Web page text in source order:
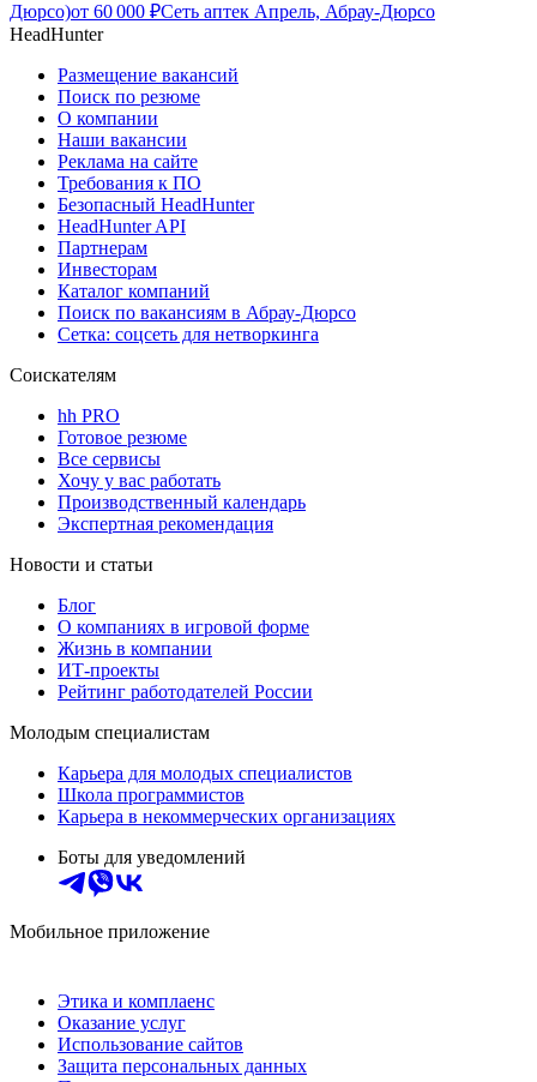
Дюрсо)от 60 000 ₽Сеть аптек Апрель, Абрау-Дюрсо
HeadHunter
Размещение вакансий
Поиск по резюме
О компании
Наши вакансии
Реклама на сайте
Требования к ПО
Безопасный HeadHunter
HeadHunter API
Партнерам
Инвесторам
Каталог компаний
Поиск по вакансиям в Абрау-Дюрсо
Сетка: соцсеть для нетворкинга
Соискателям
hh PRO
Готовое резюме
Все сервисы
Хочу у вас работать
Производственный календарь
Экспертная рекомендация
Новости и статьи
Блог
О компаниях в игровой форме
Жизнь в компании
ИТ-проекты
Рейтинг работодателей России
Молодым специалистам
Карьера для молодых специалистов
Школа программистов
Карьера в некоммерческих организациях
Боты для уведомлений
Мобильное приложение
Этика и комплаенс
Оказание услуг
Использование сайтов
Защита персональных данных